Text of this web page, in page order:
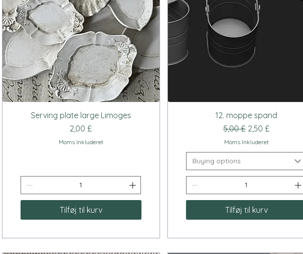
Hurtigvisning
Serving plate large Limoges
Pris
2,00 £
Moms Inkluderet
Tilføj til kurv
Hurtigvisning
12. moppe spand
Regulær pris
5,00 £ Salgspris
2,50 £
Moms Inkluderet
Buying options
Tilføj til kurv